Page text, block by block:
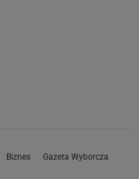
Biznes Gazeta Wyborcza